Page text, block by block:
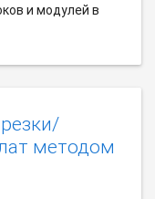
и модулей в
методом